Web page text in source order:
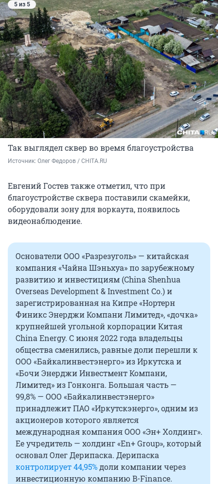
5 из 5
Так выглядел сквер во время благоустройства
Источник: Олег Федоров / CHITA.RU
Евгений Гостев также отметил, что при
благоустройстве сквера поставили скамейки,
оборудовали зону для воркаута, появилось
видеонаблюдение.
Основатели ООО «Разрезуголь» — китайская
компания «Чайна Шэньхуа» по зарубежному
развитию и инвестициям (China Shenhua
Overseas Development & Investment Co.) и
зарегистрированная на Кипре «Нортерн
Финикс Энерджи Компани Лимитед», «дочка»
крупнейшей угольной корпорации Китая
China Energy. С июня 2022 года владельцы
общества сменились, равные доли перешли к
ООО «Байкалинвестэнерго» из Иркутска и
«Бочи Энерджи Инвестмент Компани,
Лимитед» из Гонконга. Большая часть —
99,8% — ООО «Байкалинвестэнерго»
принадлежит ПАО «Иркутскэнерго», одним из
акционеров которого является
международная компания ООО «Эн+ Холдинг».
Ее учредитель — холдинг «En+ Group», который
основал Олег Дерипаска. Дерипаска
контролирует 44,95% доли компании через
инвестиционную компанию B-Finance.